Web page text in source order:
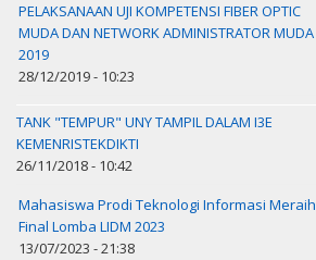
PELAKSANAAN UJI KOMPETENSI FIBER OPTIC
MUDA DAN NETWORK ADMINISTRATOR MUDA
2019
28/12/2019 - 10:23
TANK "TEMPUR" UNY TAMPIL DALAM I3E
KEMENRISTEKDIKTI
26/11/2018 - 10:42
Mahasiswa Prodi Teknologi Informasi Meraih
Final Lomba LIDM 2023
13/07/2023 - 21:38